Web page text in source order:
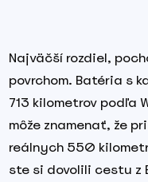
Najväčší rozdiel,
povrchom. Batéria s
713 kilometrov podľa
môže znamenať, že
reálnych 550
ste si dovolili cestu z